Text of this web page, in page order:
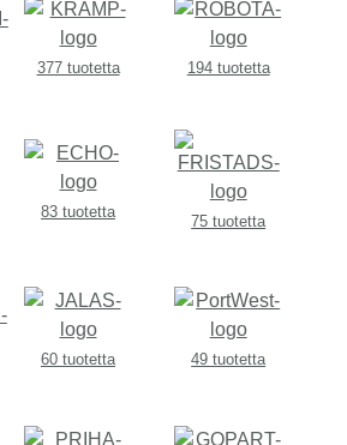
377 tuotetta 194 tuotetta
83 tuotetta
75 tuotetta
60 tuotetta 49 tuotetta